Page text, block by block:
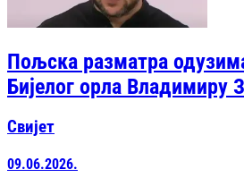
Пољска разматра
Бијелог орла Владимиру
Свијет
09.06.2026.